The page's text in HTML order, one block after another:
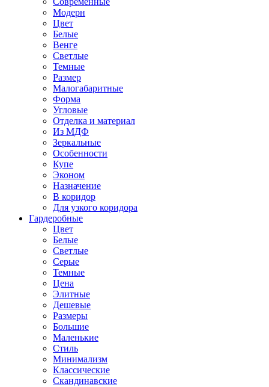
Модерн
Цвет
Белые
Венге
Светлые
Темные
Размер
Малогабаритные
Форма
Угловые
Отделка и материал
Из МДФ
Зеркальные
Особенности
Купе
Эконом
Назначение
В коридор
Для узкого коридора
Гардеробные
Цвет
Белые
Светлые
Серые
Темные
Цена
Элитные
Дешевые
Размеры
Большие
Маленькие
Стиль
Минимализм
Классические
Скандинавские